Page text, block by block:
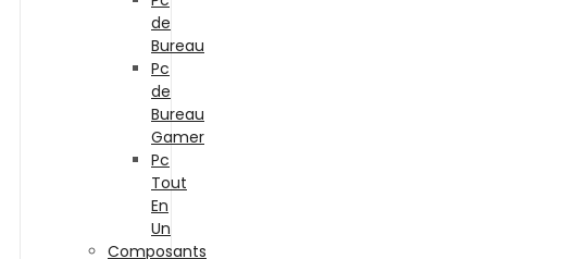
de
Bureau
Pc
de
Bureau
Gamer
Pc
Tout
En
Un
Composants